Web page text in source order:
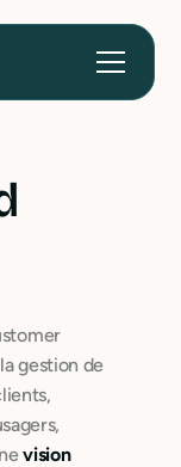
gestion de
vision